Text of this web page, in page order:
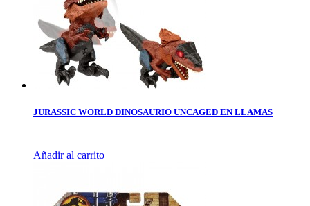
JURASSIC WORLD DINOSAURIO UNCAGED EN LLAMAS
Añadir al carrito